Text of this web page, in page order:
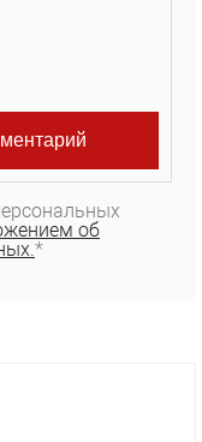
об
*